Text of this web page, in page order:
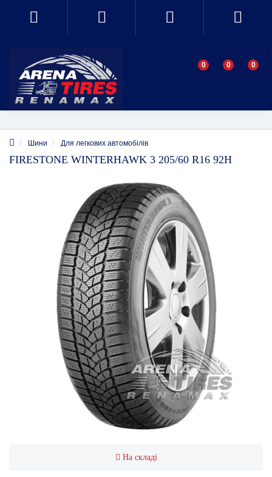
0 0 0
Шини Для легкових автомобілів
FIRESTONE WINTERHAWK 3 205/60 R16 92H
На складі